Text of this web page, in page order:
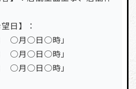
日】：
○月○日○時」
○月○日○時」
○月○日○時」